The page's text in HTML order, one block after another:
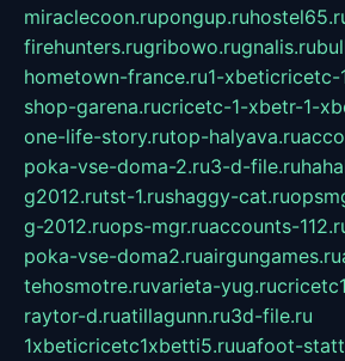
miraclecoon.rupongup.ru
firehunters.rugribowo.rugnalis.ru
hometown-france.ru1-
shop-garena.rucricetc-1-xbetr-1-
one-life-story.rutop-halyava.ru
poka-vse-doma-2.ru3-d-file.ru
g2012.rutst-1.rushaggy-cat.ru
g-2012.ruops-mgr.ruaccounts-
poka-vse-doma2.ruairgungames.ru
tehosmotre.ruvarieta-yug.ru
raytor-d.ruatillagunn.ru3d-file.ru
1xbeticricetc1xbetti5.ruuafoot-